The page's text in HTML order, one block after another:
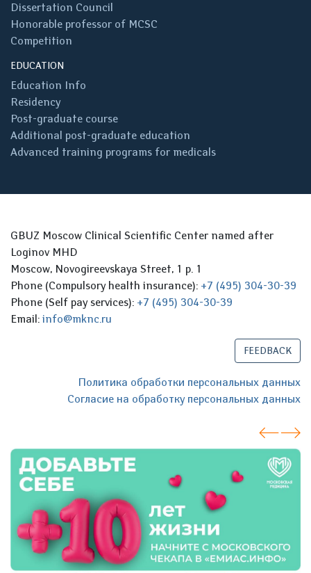
Dissertation Council
Honorable professor of MCSC
Competition
EDUCATION
Education Info
Residency
Post-graduate course
Additional post-graduate education
Advanced training programs for medicals
GBUZ Moscow Clinical Scientific Center named after
Loginov MHD
Moscow, Novogireevskaya Street, 1 p. 1
Phone (Compulsory health insurance): +7 (495) 304-30-39
Phone (Self pay services): +7 (495) 304-30-39
Email: info@mknc.ru
FEEDBACK
Политика обработки персональных данных
Согласие на обработку персональных данных